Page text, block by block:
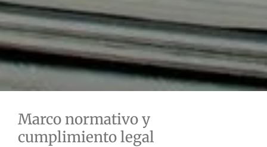
Marco normativo y
cumplimiento legal